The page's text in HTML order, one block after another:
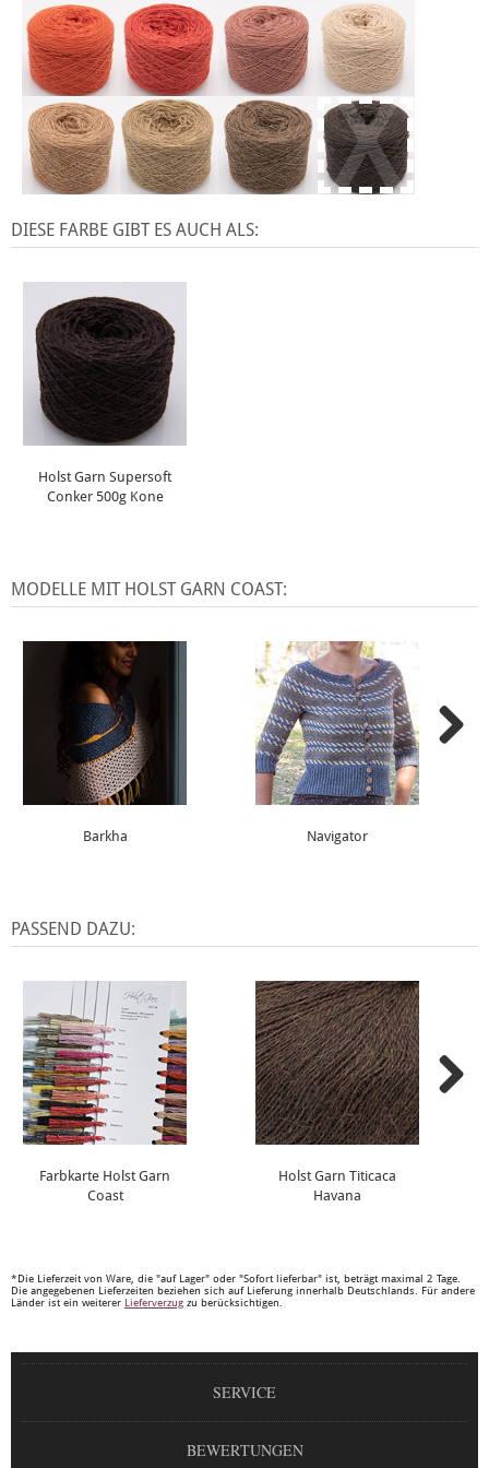
X
DIESE FARBE GIBT ES AUCH ALS:
Holst Garn Supersoft
Conker 500g Kone
MODELLE MIT HOLST GARN COAST:
Barkha Navigator
PASSEND DAZU:
Farbkarte Holst Garn
Coast
Holst Garn Titicaca
Havana
*Die Lieferzeit von Ware, die "auf Lager" oder "Sofort lieferbar" ist, beträgt maximal 2 Tage.
Die angegebenen Lieferzeiten beziehen sich auf Lieferung innerhalb Deutschlands. Für andere
Länder ist ein weiterer Lieferverzug zu berücksichtigen.
SERVICE
BEWERTUNGEN